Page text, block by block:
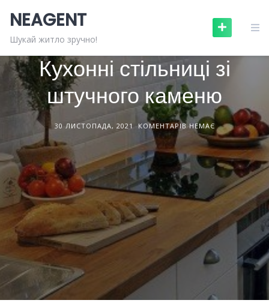
content
NEAGENT
Шукай житло зручно!МЕБЛІ ТА ПОБУТОВА ТЕХНІКА СТАТТІ
Кухонні стільниці зі
штучного каменю
30 ЛИСТОПАДА, 2021 КОМЕНТАРІВ НЕМАЄ